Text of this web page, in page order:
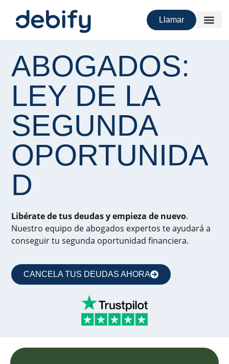
Llamar
ABOGADOS:
LEY DE LA
SEGUNDA
OPORTUNIDA
D
Libérate de tus deudas y empieza de nuevo.
Nuestro equipo de abogados expertos te ayudará a
conseguir tu segunda oportunidad financiera.
CANCELA TUS DEUDAS AHORA